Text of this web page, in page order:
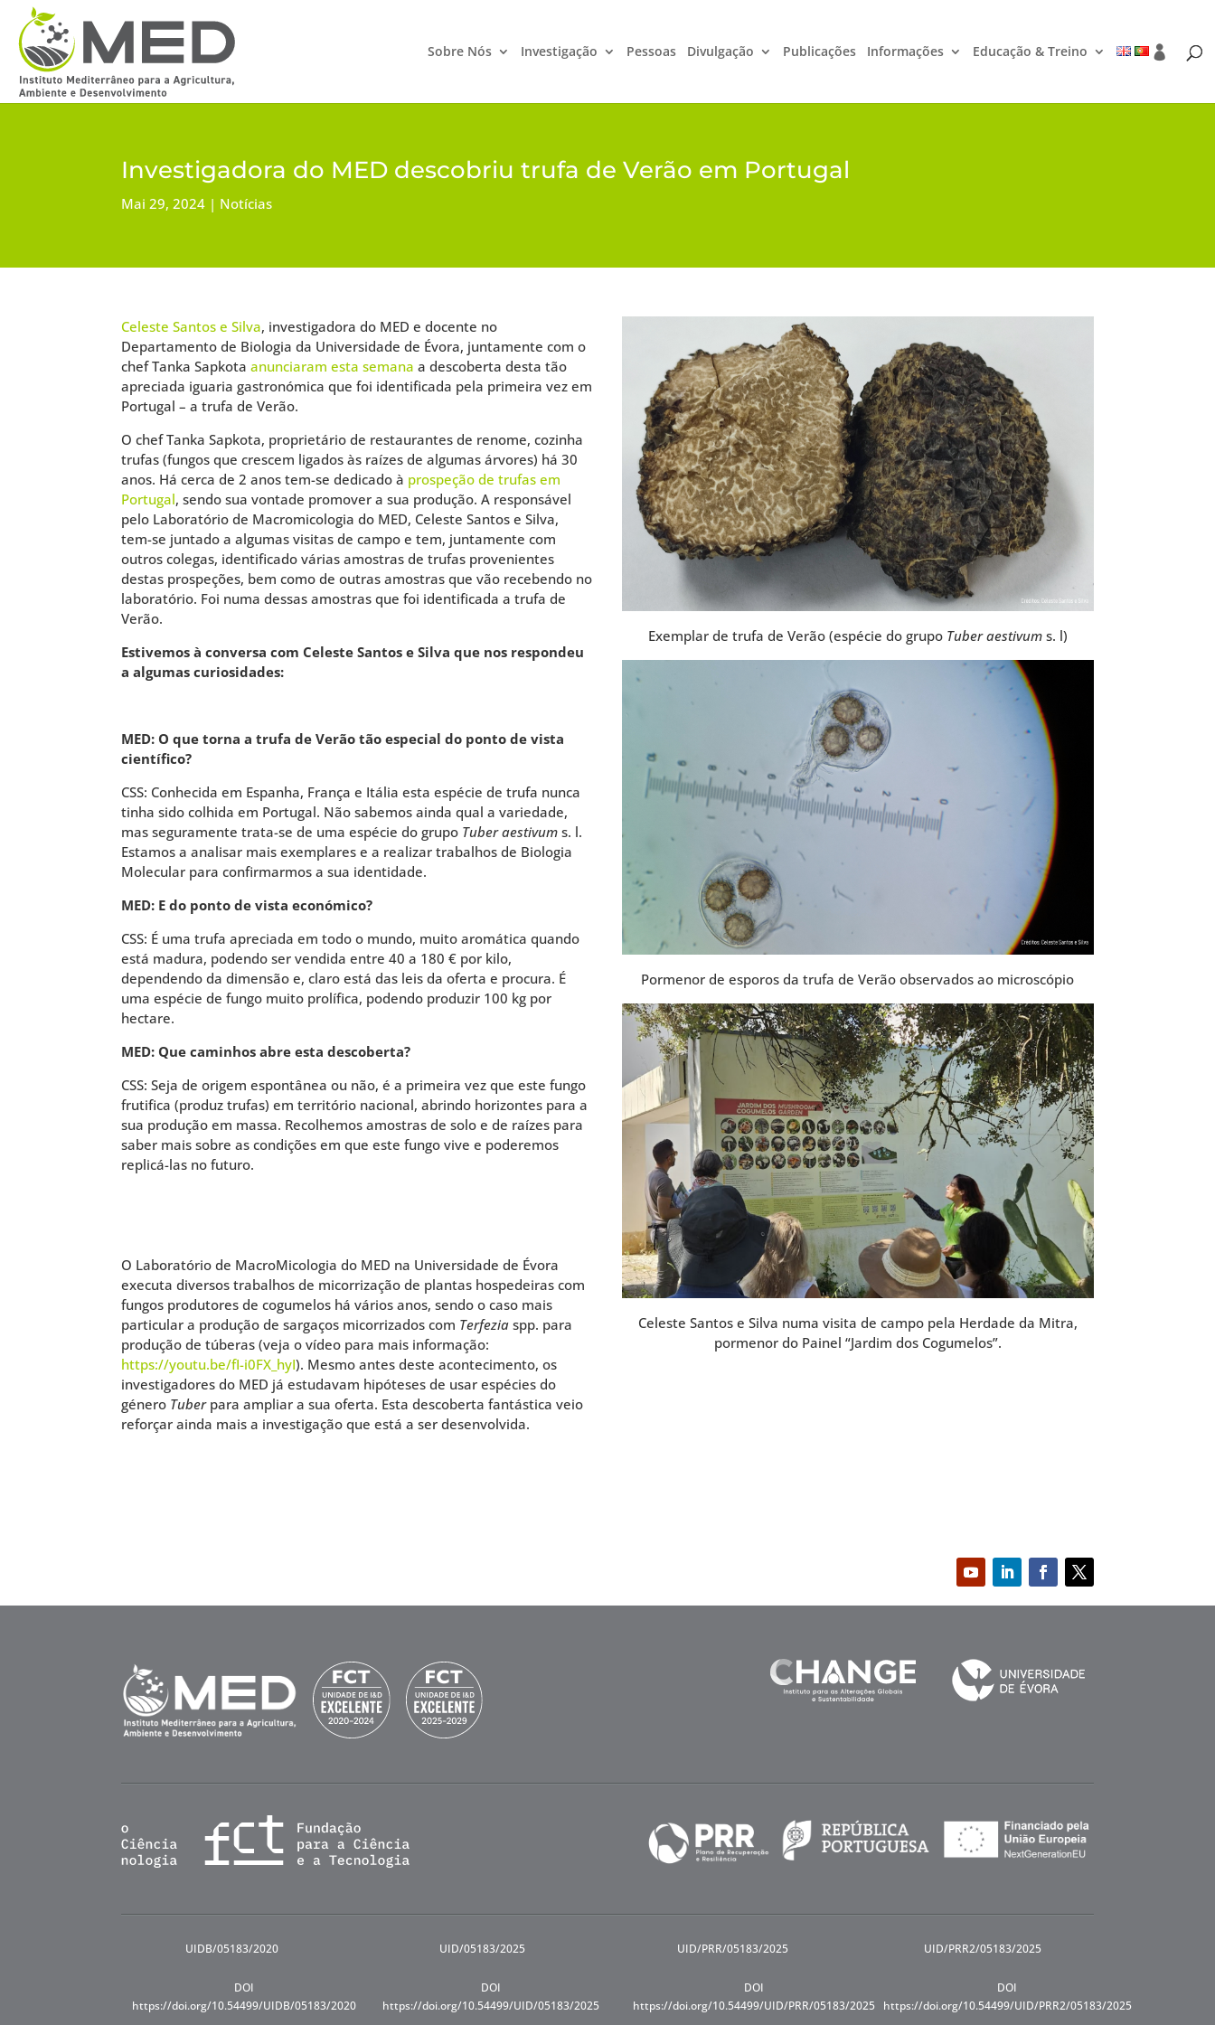
Sobre Nós Investigação Pessoas Divulgação Publicações Informações Educação & Treino
Investigadora do MED descobriu trufa de Verão em Portugal
Mai 29, 2024 Notícias
Celeste Santos e Silva, investigadora do MED e docente no
Departamento de Biologia da Universidade de Évora, juntamente com o
chef Tanka Sapkotaanunciaram esta semana a descoberta desta tão
apreciada iguaria gastronómica que foi identificada pela primeira vez em
Portugal – a trufa de Verão.
O chef Tanka Sapkota, proprietário de restaurantes de renome, cozinha
trufas (fungos que crescem ligados às raízes de algumas árvores) há 30
anos. Há cerca de 2 anos tem-se dedicado à prospeção de trufas em
Portugal, sendo sua vontade promover a sua produção. A responsável
pelo Laboratório de Macromicologia do MED, Celeste Santos e Silva,
tem-se juntado a algumas visitas de campo e tem, juntamente com
outros colegas, identificado várias amostras de trufas provenientes
destas prospeções, bem como de outras amostras que vão recebendo no
laboratório. Foi numa dessas amostras que foi identificada a trufa de
Verão.
Estivemos à conversa com Celeste Santos e Silva que nos respondeu
a algumas curiosidades:
MED: O que torna a trufa de Verão tão especial do ponto de vista
científico?
CSS: Conhecida em Espanha, França e Itália esta espécie de trufa nunca
tinha sido colhida em Portugal. Não sabemos ainda qual a variedade,
mas seguramente trata-se de uma espécie do grupo Tuber aestivum s. l.
Estamos a analisar mais exemplares e a realizar trabalhos de Biologia
Molecular para confirmarmos a sua identidade.
MED: E do ponto de vista económico?
CSS: É uma trufa apreciada em todo o mundo, muito aromática quando
está madura, podendo ser vendida entre 40 a 180 € por kilo,
dependendo da dimensão e, claro está das leis da oferta e procura. É
uma espécie de fungo muito prolífica, podendo produzir 100 kg por
hectare.
MED: Que caminhos abre esta descoberta?
CSS: Seja de origem espontânea ou não, é a primeira vez que este fungo
frutifica (produz trufas) em território nacional, abrindo horizontes para a
sua produção em massa. Recolhemos amostras de solo e de raízes para
saber mais sobre as condições em que este fungo vive e poderemos
replicá-las no futuro.
O Laboratório de MacroMicologia do MED na Universidade de Évora
executa diversos trabalhos de micorrização de plantas hospedeiras com
fungos produtores de cogumelos há vários anos, sendo o caso mais
particular a produção de sargaços micorrizados com Terfeziaspp. para
produção de túberas (veja o vídeo para mais informação:
https://youtu.be/fI-i0FX_hyI). Mesmo antes deste acontecimento, os
investigadores do MED já estudavam hipóteses de usar espécies do
género Tuberpara ampliar a sua oferta. Esta descoberta fantástica veio
reforçar ainda mais a investigação que está a ser desenvolvida.
Exemplar de trufa de Verão (espécie do grupo Tuber aestivums. l)
Pormenor de esporos da trufa de Verão observados ao microscópio
Celeste Santos e Silva numa visita de campo pela Herdade da Mitra,
pormenor do Painel “Jardim dos Cogumelos”.
UIDB/05183/2020
DOI
https://doi.org/10.54499/UIDB/05183/2020
UID/05183/2025
DOI
https://doi.org/10.54499/UID/05183/2025
UID/PRR/05183/2025
DOI
https://doi.org/10.54499/UID/PRR/05183/2025
UID/PRR2/05183/2025
DOI
https://doi.org/10.54499/UID/PRR2/05183/2025